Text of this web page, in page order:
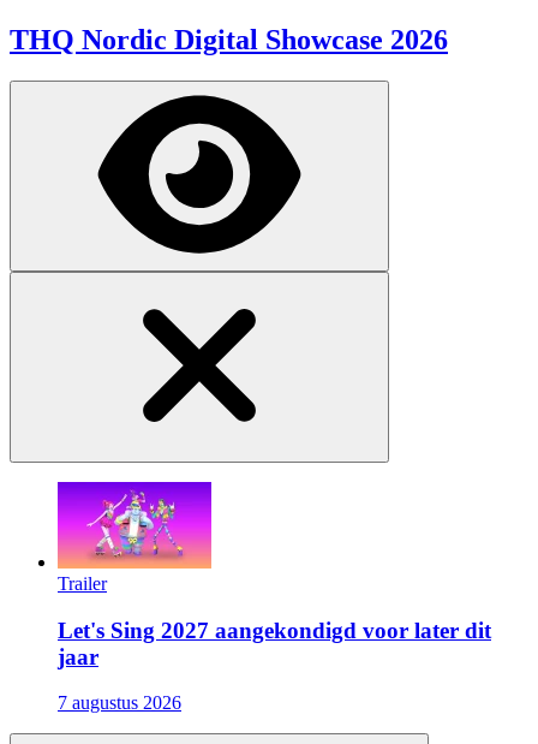
THQ Nordic Digital Showcase 2026
Trailer
Let's Sing 2027 aangekondigd voor later dit
jaar
7 augustus 2026